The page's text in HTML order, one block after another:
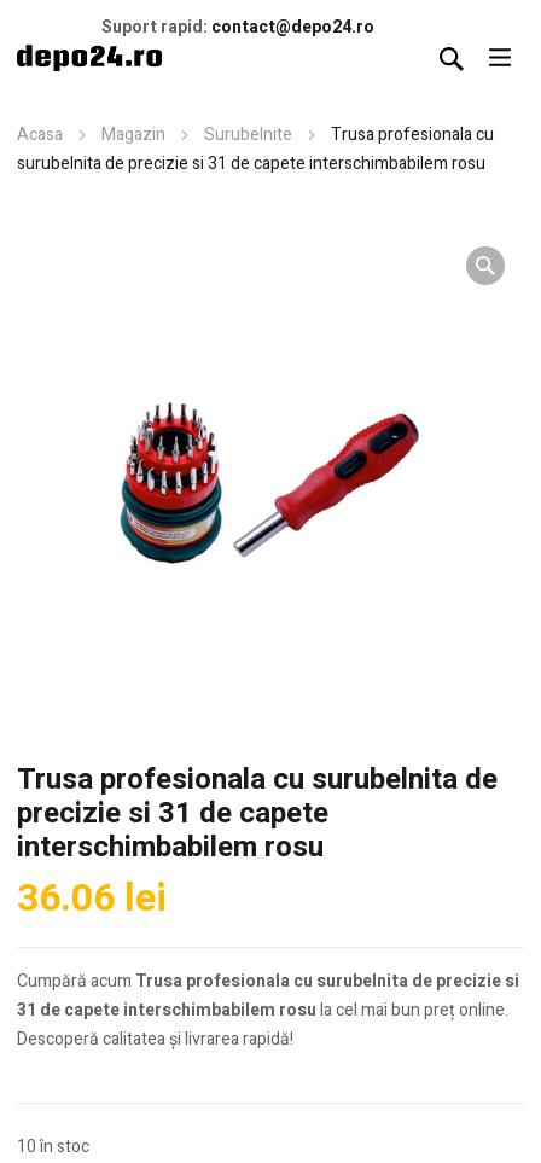
Suport rapid: contact@depo24.ro
Acasa Magazin Surubelnite
Trusa profesionala cu
surubelnita de precizie si 31 de capete interschimbabilem rosu
Trusa profesionala cu surubelnita de
precizie si 31 de capete
interschimbabilem rosu
36.06 lei
Cumpără acum Trusa profesionala cu surubelnita de precizie si
31 de capete interschimbabilem rosula cel mai bun preț online.
Descoperă calitatea și livrarea rapidă!
10 în stoc